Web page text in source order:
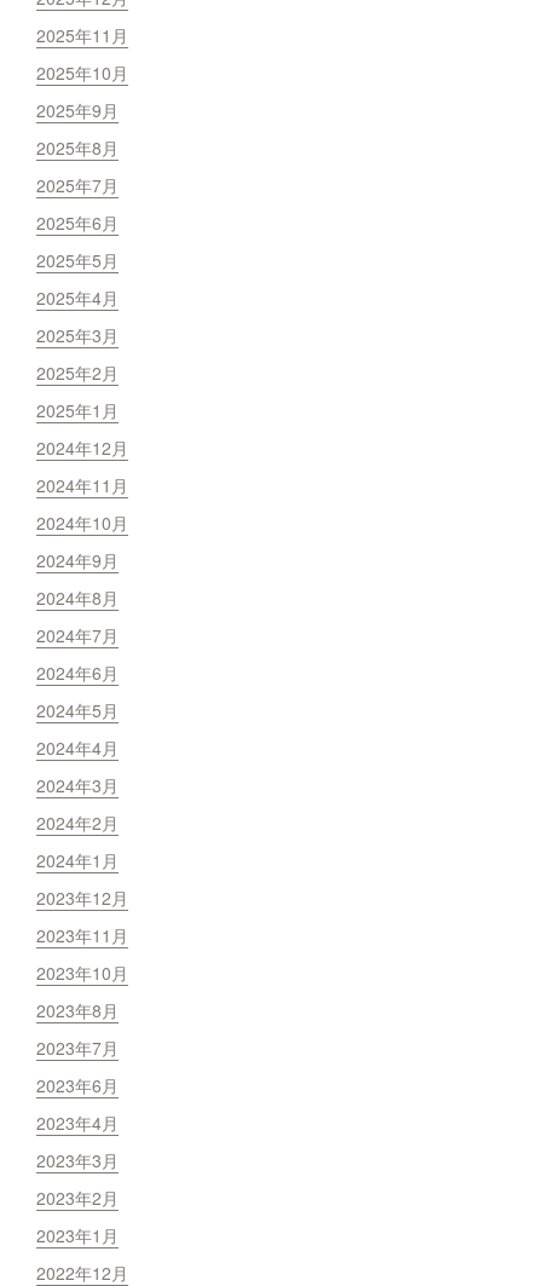
2025年11月
2025年10月
2025年9月
2025年8月
2025年7月
2025年6月
2025年5月
2025年4月
2025年3月
2025年2月
2025年1月
2024年12月
2024年11月
2024年10月
2024年9月
2024年8月
2024年7月
2024年6月
2024年5月
2024年4月
2024年3月
2024年2月
2024年1月
2023年12月
2023年11月
2023年10月
2023年8月
2023年7月
2023年6月
2023年4月
2023年3月
2023年2月
2023年1月
2022年12月